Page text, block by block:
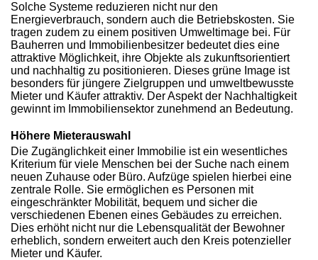
Solche Systeme reduzieren nicht nur den
Energieverbrauch, sondern auch die Betriebskosten. Sie
tragen zudem zu einem positiven Umweltimage bei. Für
Bauherren und Immobilienbesitzer bedeutet dies eine
attraktive Möglichkeit, ihre Objekte als zukunftsorientiert
und nachhaltig zu positionieren. Dieses grüne Image ist
besonders für jüngere Zielgruppen und umweltbewusste
Mieter und Käufer attraktiv. Der Aspekt der Nachhaltigkeit
gewinnt im Immobiliensektor zunehmend an Bedeutung.
Höhere Mieterauswahl
Die Zugänglichkeit einer Immobilie ist ein wesentliches
Kriterium für viele Menschen bei der Suche nach einem
neuen Zuhause oder Büro. Aufzüge spielen hierbei eine
zentrale Rolle. Sie ermöglichen es Personen mit
eingeschränkter Mobilität, bequem und sicher die
verschiedenen Ebenen eines Gebäudes zu erreichen.
Dies erhöht nicht nur die Lebensqualität der Bewohner
erheblich, sondern erweitert auch den Kreis potenzieller
Mieter und Käufer.